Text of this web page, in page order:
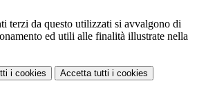
terzi da questo utilizzati si avvalgono di
ed utili alle finalità illustrate nella
i cookies Accetta tutti i cookies